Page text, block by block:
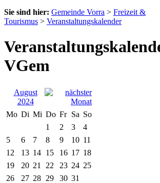
Sie sind hier: Gemeinde Vorra > Freizeit &
Tourismus > Veranstaltungskalender
VGem
August
2024
Mo Di Mi Do Fr Sa So
1
2 3
4
5
6 7 8 9 10 11
12
13 14 15 16 17 18
19
20 21 22 23 24 25
26
27 28 29 30 31